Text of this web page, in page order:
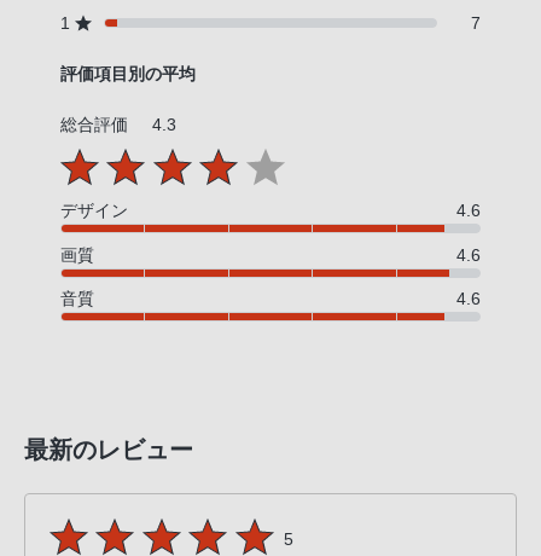
1
7
評価項目別の平均
総合評価 4.3
デザイン 4.6
画質 4.6
音質 4.6
最新のレビュー
5